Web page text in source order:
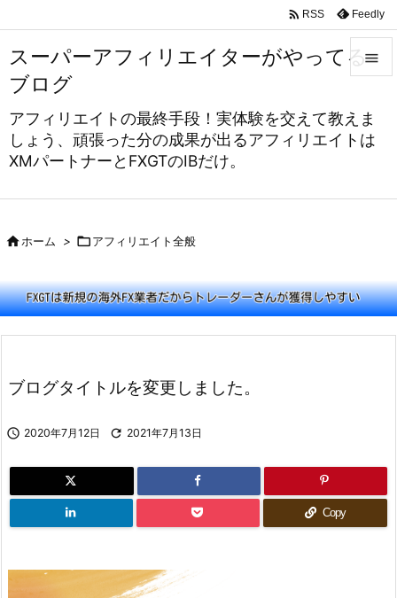
スーパーアフィリエイターがやってる
ブログ
アフィリエイトの最終手段！実体験を交えて教えま
しょう、頑張った分の成果が出るアフィリエイトは
XMパートナーとFXGTのIBだけ。

メニュ


検索
 RSS Feedly
ホーム > アフィリエイト全般
ブログタイトルを変更しました。
 2020年7月12日  2021年7月13日
Copy